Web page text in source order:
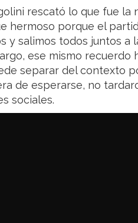
rescató lo que fue la
hermoso porque el
y salimos todos juntos a
ese mismo recuerdo
separar del contexto
de esperarse, no
sociales.